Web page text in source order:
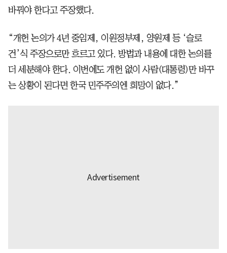
바꿔야 한다고 주장했다.
“개헌 논의가 4년 중임제, 이원정부제, 양원제 등 ‘슬로
건’식 주장으로만 흐르고 있다. 방법과 내용에 대한 논의를
더 세분해야 한다. 이번에도 개헌 없이 사람(대통령)만 바꾸
는 상황이 된다면 한국 민주주의엔 희망이 없다.”